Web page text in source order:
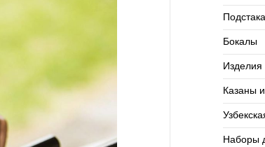
Бокалы
Изделия
Казаны
Наборы